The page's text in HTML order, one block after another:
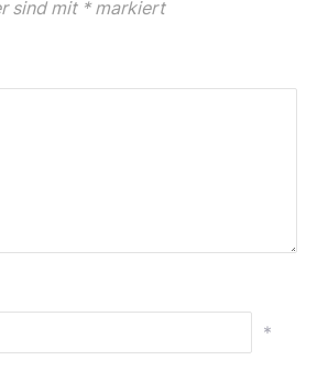
sind mit *markiert
*